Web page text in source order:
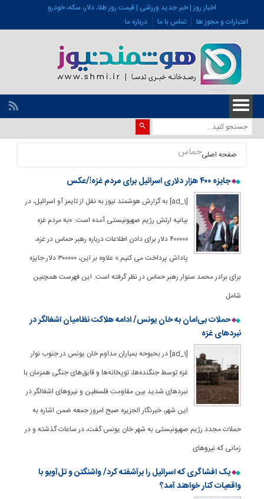
اخبار روز | خبر جدید ورزشی | قیمت روز طلا، دلار، سکه، خودرو
اعتبارات و مجوز ها
تماس با ما درباره ما
صفحه اصلیحماس
جایزه ۴۰۰ هزار دلاری اسرائیل برای مردم غزه!/عکس
[ad_1] به گزارش هوشمند نیوز به نقل از تایمز آو اسرائیل، در
بیانیه ارتش رژیم صهیونیستی آمده است: «به مردم غزه
۴۰۰۰۰۰ دلار برای دادن اطلاعات درباره رهبر حماس در غزه،
پاداش پرداخت می کنیم.» علاوه بر این، ۳۰۰۰۰۰ دلار جایزه
برای برادر محمد سنوار رهبر حماس در نظر گرفته است. این فهرست همچنین
شامل
حملات بی‌امان به خان یونس/ ادامه هلاکت نظامیان اشغالگر در
نبردهای غزه
[ad_1] در بحبوحه بمباران مداوم خان یونس در جنوب نوار
غزه توسط جنگنده‌ها، توپخانه‌ها و قایق‌های جنگی همزمان با
نبردهای شدید بین مقاومت فلسطین و نیروهای اشغالگر در
این شهر، خبرنگار الجزیره صبح امروز جمعه ضمن اشاره به
حملات مجدد رژیم صهیونیستی به شهر خان یونس گفت، در ساعات گذشته و در
زمانی که نیروهای
یک افشاگری که اسرائیل را برآشفته کرد/ واشنگتن و تل‌آویو با
واقعیات کنار خواهند آمد؟